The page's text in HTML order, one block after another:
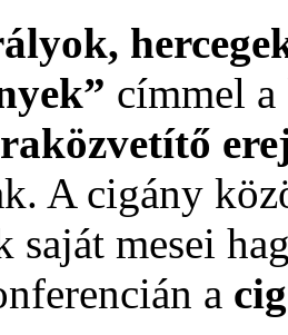
címmel a
A cigány
saját mesei
a